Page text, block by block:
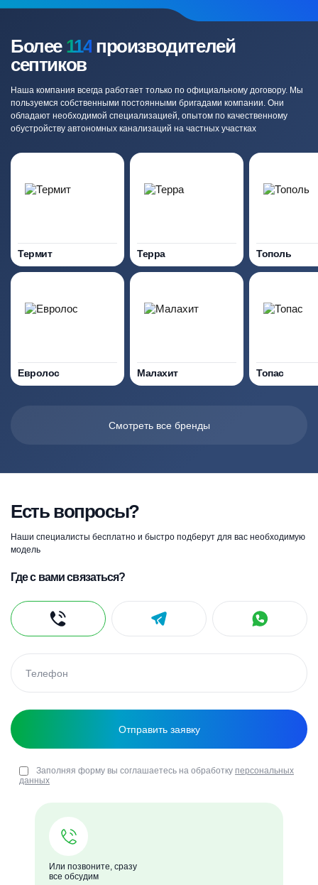
Более 114 производителей
септиков
Наша компания всегда работает только по официальному договору. Мы
пользуемся собственными постоянными бригадами компании. Они
обладают необходимой специализацией, опытом по качественному
обустройству автономных канализаций на частных участках
Термит Терра Тополь
Евролос Малахит Топас
Смотреть все бренды
Есть вопросы?
Наши специалисты бесплатно и быстро подберут для вас необходимую
модель
Или позвоните, сразу
все обсудим
Где с вами связаться?
Заполняя форму вы соглашаетесь на обработку персональных
данных